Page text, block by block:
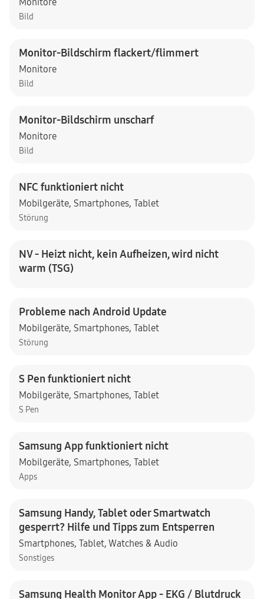
Bild
Monitor-Bildschirm flackert/flimmert
Monitore
Bild
Monitor-Bildschirm unscharf
Monitore
Bild
NFC funktioniert nicht
Mobilgeräte, Smartphones, Tablet
Störung
NV - Heizt nicht, kein Aufheizen, wird nicht
warm (TSG)
Probleme nach Android Update
Mobilgeräte, Smartphones, Tablet
Störung
S Pen funktioniert nicht
Mobilgeräte, Smartphones, Tablet
S Pen
Samsung App funktioniert nicht
Mobilgeräte, Smartphones, Tablet
Apps
Samsung Handy, Tablet oder Smartwatch
gesperrt? Hilfe und Tipps zum Entsperren
Smartphones, Tablet, Watches & Audio
Sonstiges
Samsung Health Monitor App - EKG / Blutdruck